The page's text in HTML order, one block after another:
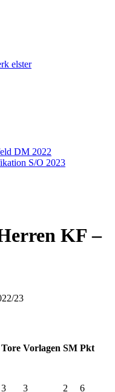
elster
DM 2022
S/O 2023
KF –
23
Tore Vorlagen SM Pkt
3 3 2 6